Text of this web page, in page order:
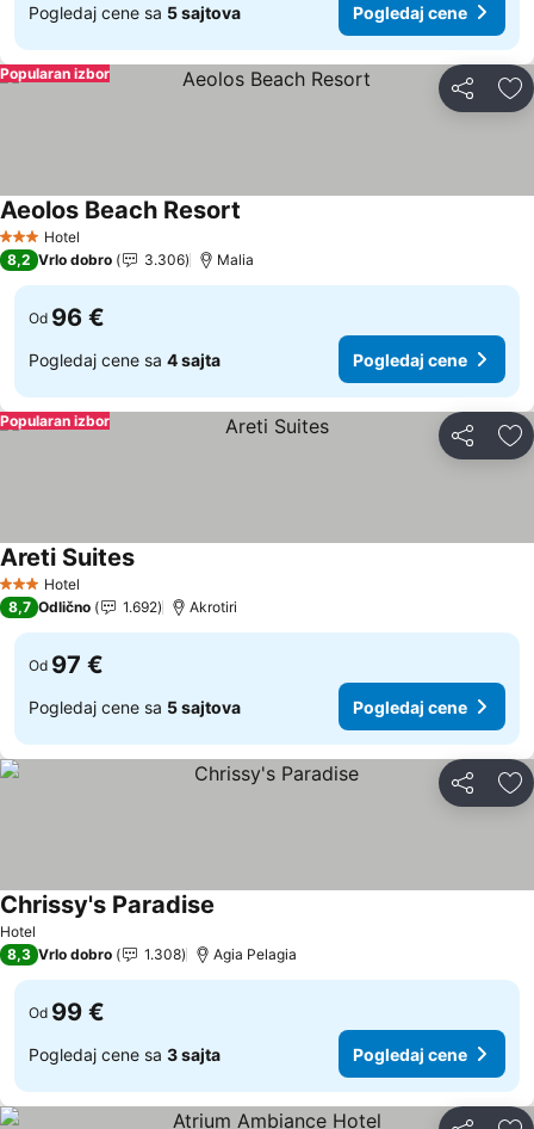
Pogledaj cene sa 5 sajtova Pogledaj cene
Deli
Popularan izbor
3 Zvezdice
Hotel
Aeolos Beach Resort
8,2 Vrlo dobro 3.306 Malia
Od 96 €
Pogledaj cene sa 4 sajta Pogledaj cene
Deli
Popularan izbor
3 Zvezdice
Hotel
Areti Suites
8,7 Odlično 1.692 Akrotiri
Od 97 €
Pogledaj cene sa 5 sajtova Pogledaj cene
Deli
Hotel
Chrissy's Paradise
8,3 Vrlo dobro 1.308 Agia Pelagia
Od 99 €
Pogledaj cene sa 3 sajta Pogledaj cene